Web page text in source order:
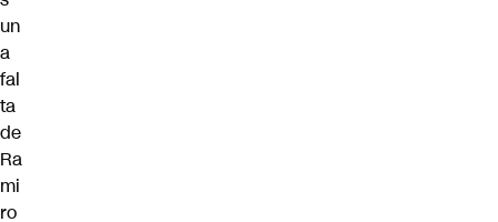
un
a
fal
ta
de
Ra
mi
ro